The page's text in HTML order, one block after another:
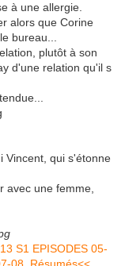
à une allergie.
alors que Corine
bureau...
plutôt à son
d'une relation qu'il s
Vincent, qui s'étonne
avec une femme,
S1 EPISODES 05-